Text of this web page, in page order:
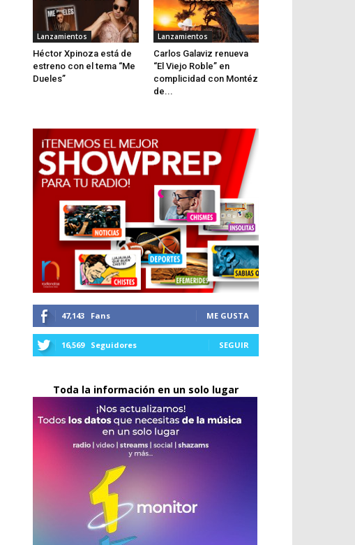
Lanzamientos
Héctor Xpinoza está de
estreno con el tema “Me
Dueles”
Lanzamientos
Carlos Galaviz renueva
“El Viejo Roble” en
complicidad con Montéz
de...
47,143 Fans ME GUSTA
16,569 Seguidores SEGUIR
Toda la información en un solo lugar